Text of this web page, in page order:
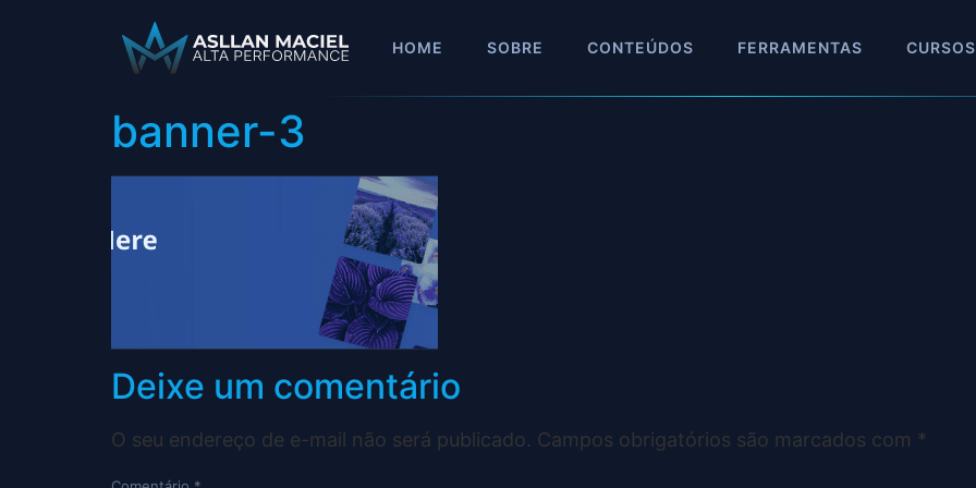
HOME SOBRE CONTEÚDOS FERRAMENTAS CURSOS
banner-3
Deixe um comentário
O seu endereço de e-mail não será publicado. Campos obrigatórios são marcados com *